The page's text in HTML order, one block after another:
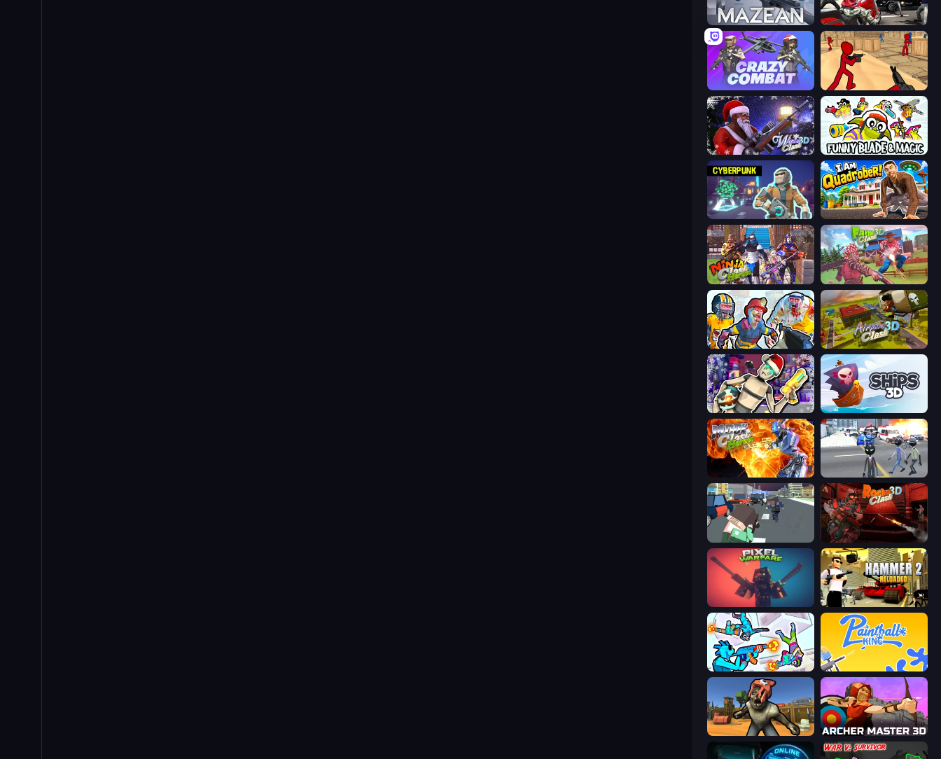
Mazean Grand Action Simulator: New York
Crazy Combat Stickman Counter Terror Strike
Winter Clash 3D Funny Blade & Magic
Cyberpunk: Resistance I Am Quadrober!
Ninja Clash Heroes Farm Clash 3D
Zombies Shooter: Part 2 Airport Clash 3D
Cyberpunk: Corporation Ships 3D
Moon Clash Heroes Amazing Crime Strange Stickman
Rocket Clash 3D
Pixel Warfare Hammer 2
Gravity Arena Shooter Paintball King
Zombie Arena Archer Master 3D: Castle Defense